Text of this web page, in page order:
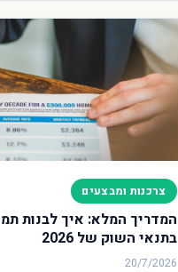
צרכנות ומבצעים
המדריך המלא: איך לבנות
בתנאי השוק של 2026
20/7/2026